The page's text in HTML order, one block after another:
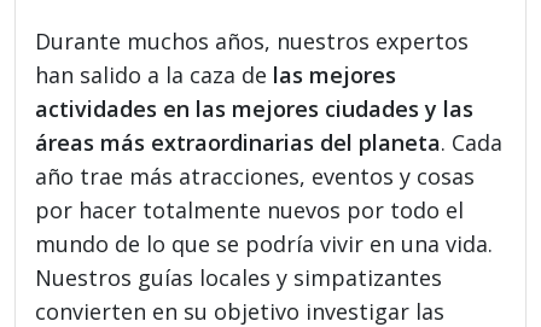
Durante muchos años, nuestros expertos
han salido a la caza de las mejores
actividades en las mejores ciudades y las
áreas más extraordinarias del planeta. Cada
año trae más atracciones, eventos y cosas
por hacer totalmente nuevos por todo el
mundo de lo que se podría vivir en una vida.
Nuestros guías locales y simpatizantes
convierten en su objetivo investigar las